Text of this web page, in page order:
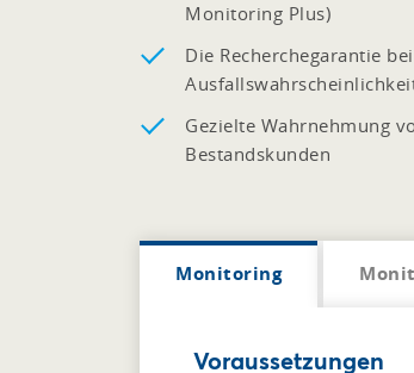
Monitoring Plus)
Die Recherchegarantie
Gezielte Wahrnehmung
Bestandskunden
Monitoring
Voraussetzungen